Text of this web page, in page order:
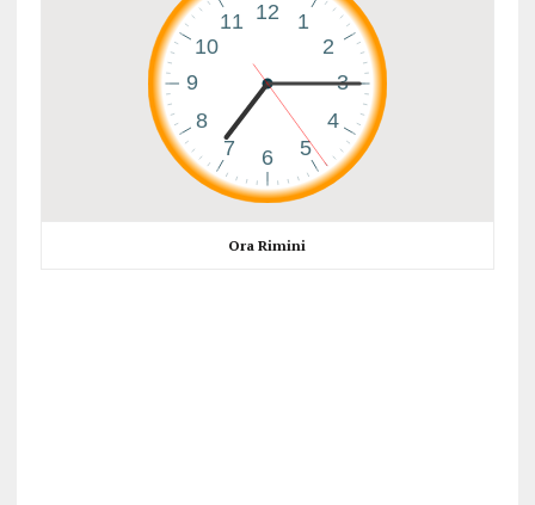
Ora Rimini